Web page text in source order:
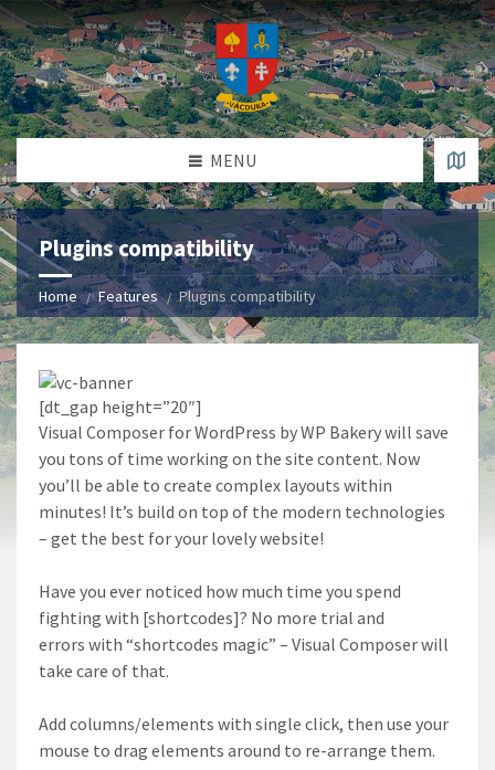
MENU
Plugins compatibility
Home Features Plugins compatibility
[dt_gap height=”20″]
Visual Composer for WordPress by WP Bakery will save
you tons of time working on the site content. Now
you’ll be able to create complex layouts within
minutes! It’s build on top of the modern technologies
– get the best for your lovely website!
Have you ever noticed how much time you spend
fighting with [shortcodes]? No more trial and
errors with “shortcodes magic” – Visual Composer will
take care of that.
Add columns/elements with single click, then use your
mouse to drag elements around to re-arrange them.